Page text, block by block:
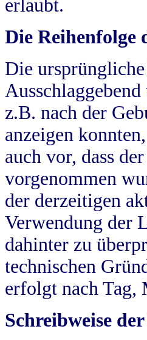
erlaubt.
Die Reihenfolge
Die
z.B. nach der
anzeigen
auch vor, dass
vorgenommen
der derzeitigen
Verwendung der
dahinter zu
technischen
erfolgt nach Tag,
Schreibweise